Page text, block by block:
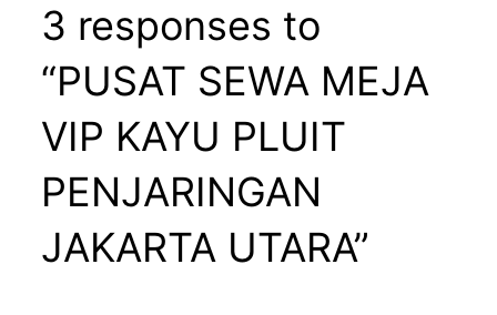
3 responses to
“PUSAT SEWA MEJA
VIP KAYU PLUIT
PENJARINGAN
JAKARTA UTARA”